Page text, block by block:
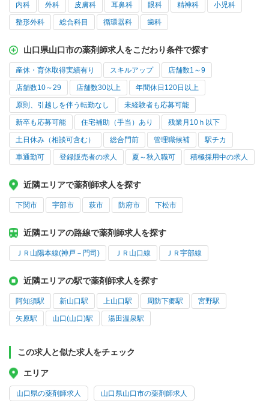
内科 外科 皮膚科 耳鼻科 眼科 精神科 小児科
整形外科 総合科目 循環器科 歯科
山口県山口市の薬剤師求人をこだわり条件で探す
産休・育休取得実績有り スキルアップ 店舗数1～9
店舗数10～29 店舗数30以上 年間休日120日以上
原則、引越しを伴う転勤なし 未経験者も応募可能
新卒も応募可能 住宅補助（手当）あり 残業月10ｈ以下
土日休み（相談可含む） 総合門前 管理職候補 駅チカ
車通勤可 登録販売者の求人 夏～秋入職可 積極採用中の求人
近隣エリアで薬剤師求人を探す
下関市 宇部市 萩市 防府市 下松市
近隣エリアの路線で薬剤師求人を探す
ＪＲ山陽本線(神戸－門司) ＪＲ山口線 ＪＲ宇部線
近隣エリアの駅で薬剤師求人を探す
阿知須駅 新山口駅 上山口駅 周防下郷駅 宮野駅
矢原駅 山口(山口)駅 湯田温泉駅
この求人と似た求人をチェック
エリア
山口県の薬剤師求人 山口県山口市の薬剤師求人